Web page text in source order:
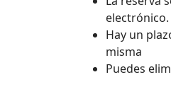
electrónico.
Hay un
misma
Puedes